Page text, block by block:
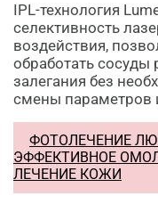
IPL-технология
селективность
воздействия,
обработать сосуды
залегания без
смены параметров
ФОТОЛЕЧЕНИЕ
ЭФФЕКТИВНОЕ
ЛЕЧЕНИЕ КОЖИ